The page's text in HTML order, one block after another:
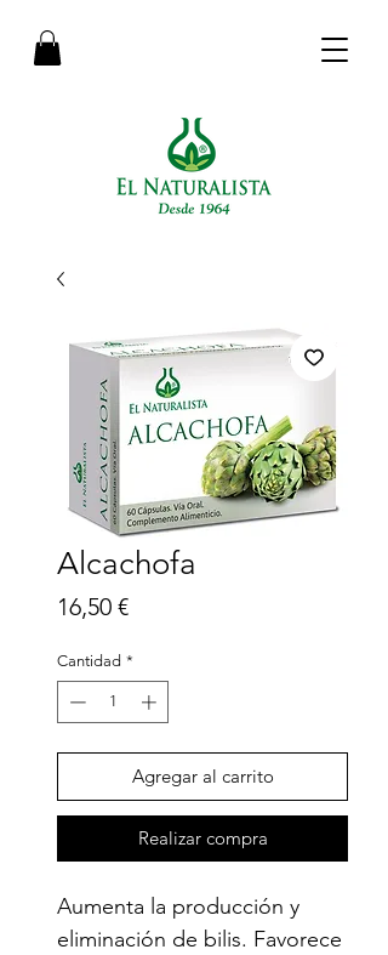
Alcachofa
16,50 €Precio
Cantidad *
Agregar al carrito
Realizar compra
Aumenta la producción y
eliminación de bilis. Favorece